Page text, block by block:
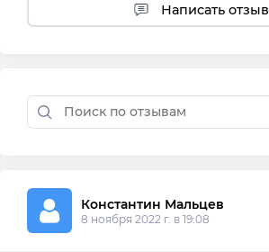
Написать отзыв
Константин Мальцев
8 ноября 2022 г. в 19:08